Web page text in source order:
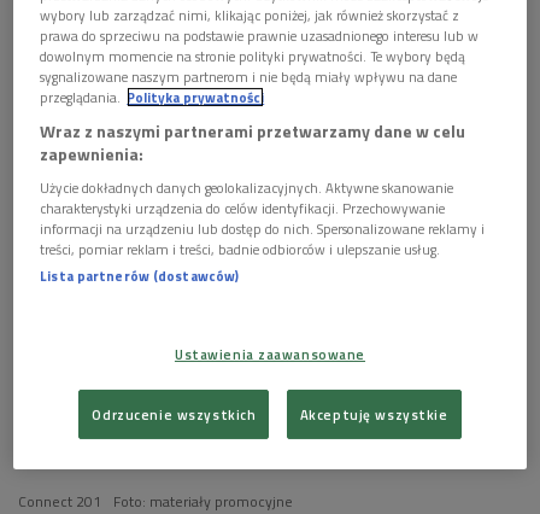
Connect 201 Foto: materiały promocyjne
wybory lub zarządzać nimi, klikając poniżej, jak również skorzystać z
prawa do sprzeciwu na podstawie prawnie uzasadnionego interesu lub w
dowolnym momencie na stronie polityki prywatności. Te wybory będą
sygnalizowane naszym partnerom i nie będą miały wpływu na dane
przeglądania. Polityka prywatności
Wraz z naszymi partnerami przetwarzamy dane w celu
zapewnienia:
Użycie dokładnych danych geolokalizacyjnych. Aktywne skanowanie
charakterystyki urządzenia do celów identyfikacji. Przechowywanie
informacji na urządzeniu lub dostęp do nich. Spersonalizowane reklamy i
treści, pomiar reklam i treści, badnie odbiorców i ulepszanie usług.
Lista partnerów (dostawców)
Ustawienia zaawansowane
Odrzucenie wszystkich Akceptuję wszystkie